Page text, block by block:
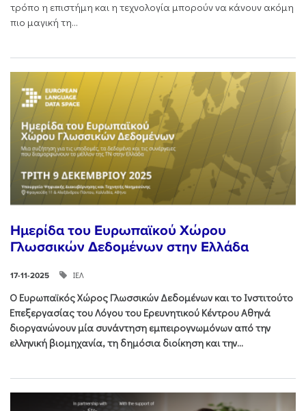
τρόπο η επιστήμη και η τεχνολογία μπορούν να κάνουν ακόμη
πιο μαγική τη...
Ημερίδα του Ευρωπαϊκού Χώρου
Γλωσσικών Δεδομένων στην Ελλάδα
17-11-2025 ΙΕΛ
Ο Ευρωπαϊκός Χώρος Γλωσσικών Δεδομένων και το Ινστιτούτο
Επεξεργασίας του Λόγου του Ερευνητικού Κέντρου Αθηνά
διοργανώνουν μία συνάντηση εμπειρογνωμόνων από την
ελληνική βιομηχανία, τη δημόσια διοίκηση και την...